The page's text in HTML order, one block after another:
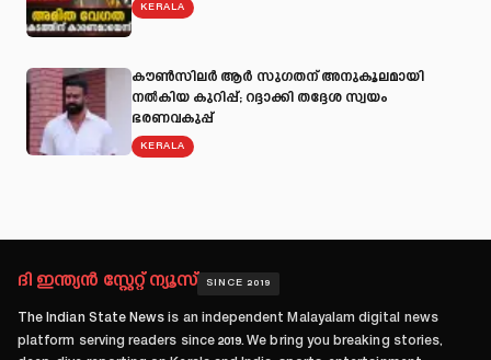
KERALA
കൗൺസിലർ ആർ സുഗതന് അനുകൂലമായി
നല്‍കിയ കുറിപ്പ്; റദ്ദാക്കി തദ്ദേശ സ്വയം
ഭരണവകുപ്പ്
KERALA
ദി ഇന്ത്യൻ സ്റ്റേറ്റ് ന്യൂസ് SINCE 2019
The Indian State News is an independent Malayalam digital news
platform serving readers since 2019. We bring you breaking stories,